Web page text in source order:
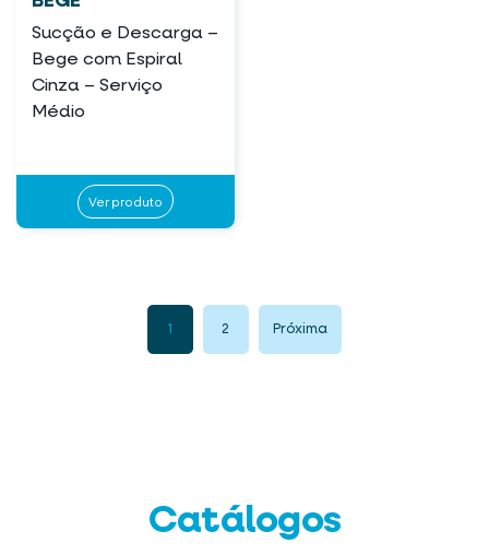
Sucção e Descarga –
Bege com Espiral
Cinza – Serviço
Médio
Ver produto
1 2 Próxima
Catálogos